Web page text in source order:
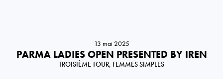
13 mai 2025
PARMA LADIES OPEN PRESENTED BY IREN
TROISIÈME TOUR, FEMMES SIMPLES